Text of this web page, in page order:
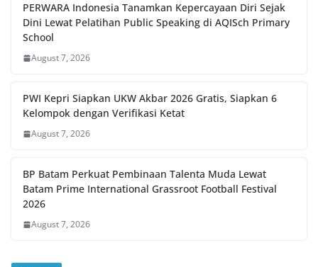
PERWARA Indonesia Tanamkan Kepercayaan Diri Sejak
Dini Lewat Pelatihan Public Speaking di AQISch Primary
School
August 7, 2026
PWI Kepri Siapkan UKW Akbar 2026 Gratis, Siapkan 6
Kelompok dengan Verifikasi Ketat
August 7, 2026
BP Batam Perkuat Pembinaan Talenta Muda Lewat
Batam Prime International Grassroot Football Festival
2026
August 7, 2026